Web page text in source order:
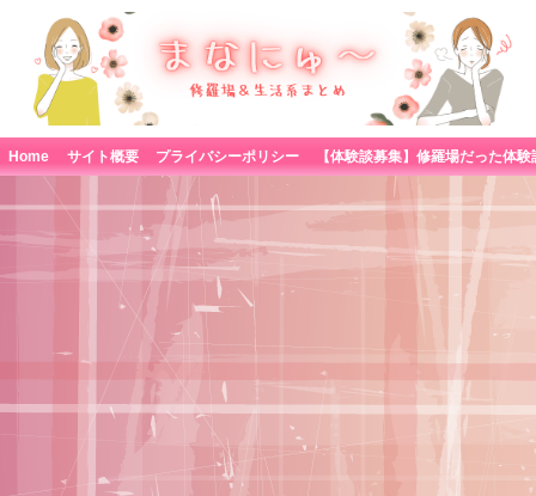
Home サイト概要 プライバシーポリシー